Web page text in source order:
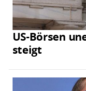
US-Börsen
steigt